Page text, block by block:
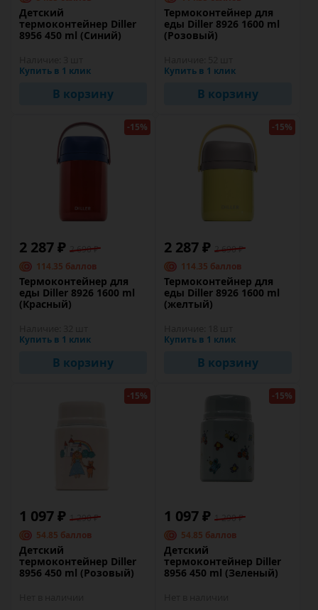
Детский
термоконтейнер Diller
8956 450 ml (Синий)
Купить в 1 клик
В корзину
Термоконтейнер для
еды Diller 8926 1600 ml
(Розовый)
Купить в 1 клик
В корзину
-15%
2 287 ₽ 2 690 ₽
114.35 баллов
Термоконтейнер для
еды Diller 8926 1600 ml
(Красный)
Купить в 1 клик
В корзину
-15%
2 287 ₽ 2 690 ₽
114.35 баллов
Термоконтейнер для
еды Diller 8926 1600 ml
(желтый)
Купить в 1 клик
В корзину
-15%
1 097 ₽ 1 290 ₽
54.85 баллов
Детский
термоконтейнер Diller
8956 450 ml (Розовый)
-15%
1 097 ₽ 1 290 ₽
54.85 баллов
Детский
термоконтейнер Diller
8956 450 ml (Зеленый)